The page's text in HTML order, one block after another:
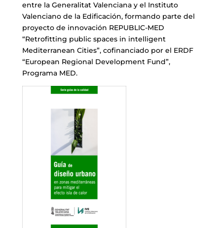
entre la Generalitat Valenciana y el Instituto
Valenciano de la Edificación, formando parte del
proyecto de innovación REPUBLIC-MED
“Retrofitting public spaces in intelligent
Mediterranean Cities”, cofinanciado por el ERDF
“European Regional Development Fund”,
Programa MED.